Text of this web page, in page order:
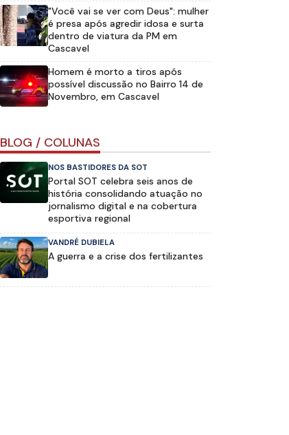
"Você vai se ver com Deus": mulher
é presa após agredir idosa e surta
dentro de viatura da PM em
Cascavel
Homem é morto a tiros após
possível discussão no Bairro 14 de
Novembro, em Cascavel
BLOG / COLUNAS
NOS BASTIDORES DA SOT
Portal SOT celebra seis anos de
história consolidando atuação no
jornalismo digital e na cobertura
esportiva regional
VANDRÉ DUBIELA
A guerra e a crise dos fertilizantes